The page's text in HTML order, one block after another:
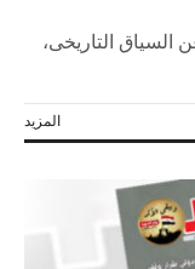
التاريخى،
المزيد